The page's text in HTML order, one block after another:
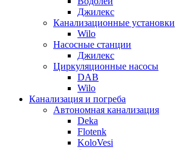
Джилекс
Канализационные установки
Wilo
Насосные станции
Джилекс
Циркуляционные насосы
DAB
Wilo
Канализация и погреба
Автономная канализация
Deka
Flotenk
KoloVesi